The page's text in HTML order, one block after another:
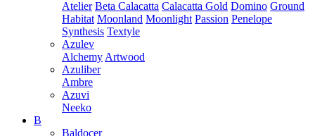
Atelier Beta Calacatta Calacatta Gold Domino Ground
Habitat Moonland Moonlight Passion Penelope
Synthesis Textyle
Azulev
Alchemy Artwood
Azuliber
Ambre
Azuvi
Neeko
B
Baldocer